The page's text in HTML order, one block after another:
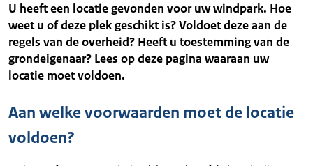
U heeft een locatie gevonden voor uw windpark. Hoe
weet u of deze plek geschikt is? Voldoet deze aan de
regels van de overheid? Heeft u toestemming van de
grondeigenaar? Lees op deze pagina waaraan uw
locatie moet voldoen.
Aan welke voorwaarden moet de locatie
voldoen?